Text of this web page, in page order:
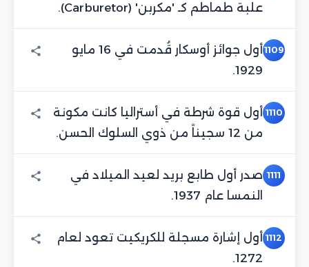
علبة طماطم كـ 'مكربن' (Carburetor).
1109
أول جوائز أوسكار قُدمت في 16 مايو
1929.
1110 أول قوة شرطة في أستراليا كانت مكونة
من 12 سجيناً من ذوي السلوك الحسن.
1111 صدر أول طابع بريد لعيد الميلاد في
النمسا عام 1937.
1112 أول إشارة مسجلة للكريكيت تعود لعام
1272.